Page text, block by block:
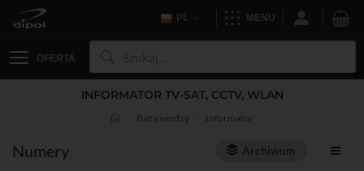
PL MENU
OFERTA
INFORMATOR TV-SAT, CCTV, WLAN
Baza wiedzy Informator
Numery Archiwum